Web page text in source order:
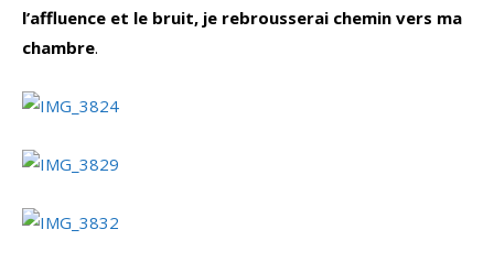
l’affluence et le bruit, je rebrousserai chemin vers ma
chambre.